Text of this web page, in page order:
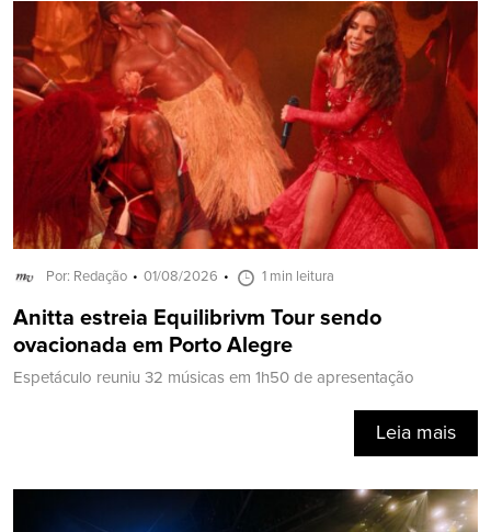
Por: Redação 01/08/2026 1 min leitura
Anitta estreia Equilibrivm Tour sendo
ovacionada em Porto Alegre
Espetáculo reuniu 32 músicas em 1h50 de apresentação
Leia mais